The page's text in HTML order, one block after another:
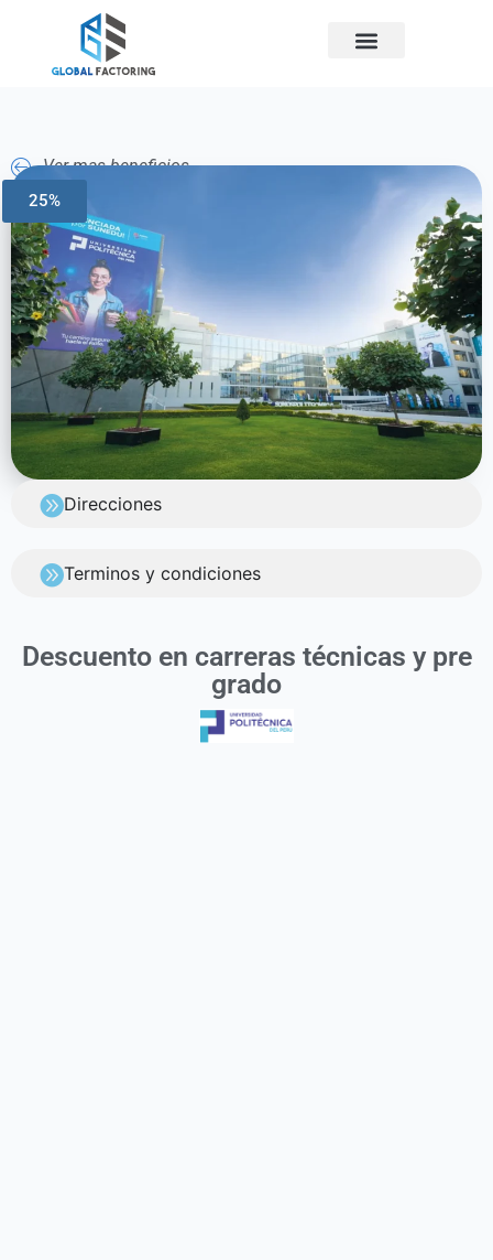
Ver mas beneficios
25%
Direcciones
Terminos y condiciones
Descuento en carreras técnicas y pre
grado